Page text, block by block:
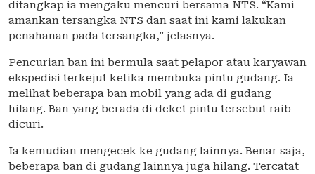
ditangkap ia mengaku mencuri bersama NTS. “Kami
amankan tersangka NTS dan saat ini kami lakukan
penahanan pada tersangka,” jelasnya.
Pencurian ban ini bermula saat pelapor atau karyawan
ekspedisi terkejut ketika membuka pintu gudang. Ia
melihat beberapa ban mobil yang ada di gudang
hilang. Ban yang berada di deket pintu tersebut raib
dicuri.
Ia kemudian mengecek ke gudang lainnya. Benar saja,
beberapa ban di gudang lainnya juga hilang. Tercatat